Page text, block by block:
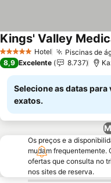
5 Estrelas Hotel Piscinas de
Kings' Valley
8,9 Excelente 8.737
Selecione as datas para
exatos.
Os preços e a
mudam frequentemente.
ofertas que consulta no
nos sites de reserva.